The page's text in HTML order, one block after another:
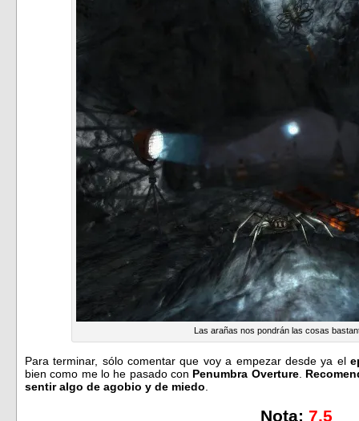
Las arañas nos pondrán las cosas
Para terminar, sólo comentar que voy a empezar desde ya el
bien como me lo he pasado con Penumbra Overture.
sentir algo de agobio y de miedo
Nota: 7,5